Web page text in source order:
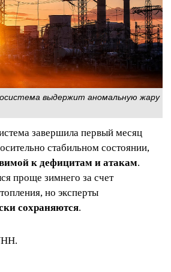
выдержит аномальную жару
завершила первый месяц
стабильном состоянии,
к дефицитам и атакам.
проще зимнего за счет
но эксперты
сохраняются.